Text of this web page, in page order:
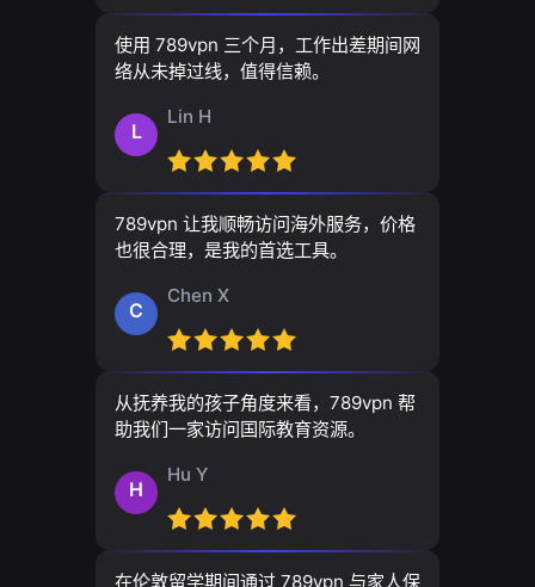
使用 789vpn 三个月，工作出差期间网
络从未掉过线，值得信赖。
L
Lin H
789vpn 让我顺畅访问海外服务，价格
也很合理，是我的首选工具。
C
Chen X
从抚养我的孩子角度来看，789vpn 帮
助我们一家访问国际教育资源。
H
Hu Y
在伦敦留学期间通过 789vpn 与家人保